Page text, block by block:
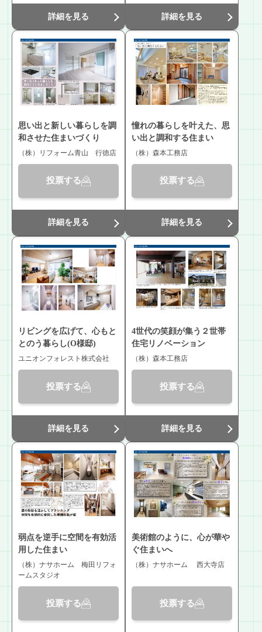
詳細を見る 詳細を見る
思い出と新しい暮らしを調
和させた住まいづくり
（株）リフォーム青山 行徳店
投票する
詳細を見る
憧れの暮らしを叶えた、思
い出と調和する住まい
（株）森本工務店
投票する
詳細を見る
リビングを広げて、心もと
とのう暮らし(O様邸)
ユニオンフォレスト株式会社
投票する
詳細を見る
4世代の笑顔が集う２世帯
住宅リノベーション
（株）森本工務店
投票する
詳細を見る
弱点を逆手に空間を有効活
用した住まい
（株）ナサホーム 梅田リフォ
ームスタジオ
投票する
美術館のように、心が華や
ぐ住まいへ
（株）ナサホーム 西大寺店
投票する